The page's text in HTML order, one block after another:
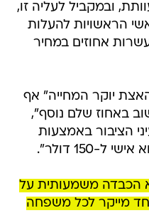
ובמקביל לעליה זו,
הראשויות להעלות
אחוזים במחיר
יוקר המחייה" אף
באחוז שלם נוסף",
הציבור באמצעות
150 דולר".
הכבדה משמעותית על
מייקר לכל משפחה